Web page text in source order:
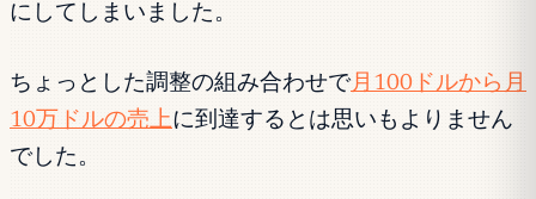
にしてしまいました。
ちょっとした調整の組み合わせで月100ドルから月
10万ドルの売上に到達するとは思いもよりません
でした。